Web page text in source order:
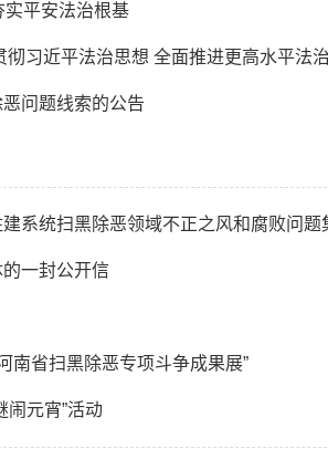
实平安法治根基
习近平法治思想 全面推进更高水平法
问题线索的公告
系统扫黑除恶领域不正之风和腐败问题
一封公开信
南省扫黑除恶专项斗争成果展”
闹元宵”活动